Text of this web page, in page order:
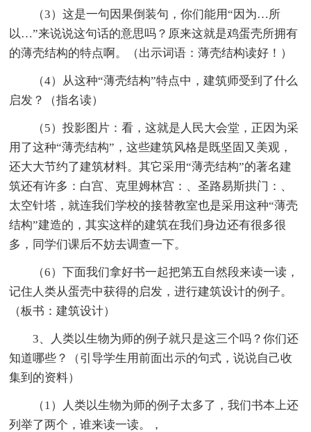
（3）这是一句因果倒装句，你们能用“因为…所
以…”来说说这句话的意思吗？原来这就是鸡蛋壳所拥有
的薄壳结构的特点啊。（出示词语：薄壳结构读好！）
（4）从这种“薄壳结构”特点中，建筑师受到了什么
启发？（指名读）
（5）投影图片：看，这就是人民大会堂，正因为采
用了这种“薄壳结构”，这些建筑风格是既坚固又美观，
还大大节约了建筑材料。其它采用“薄壳结构”的著名建
筑还有许多：白宫、克里姆林宫：、圣路易斯拱门：、
太空针塔，就连我们学校的接替教室也是采用这种“薄壳
结构”建造的，其实这样的建筑在我们身边还有很多很
多，同学们课后不妨去调查一下。
（6）下面我们拿好书一起把第五自然段来读一读，
记住人类从蛋壳中获得的启发，进行建筑设计的例子。
（板书：建筑设计）
3、人类以生物为师的例子就只是这三个吗？你们还
知道哪些？（引导学生用前面出示的句式，说说自己收
集到的资料）
（1）人类以生物为师的例子太多了，我们书本上还
列举了两个，谁来读一读。，